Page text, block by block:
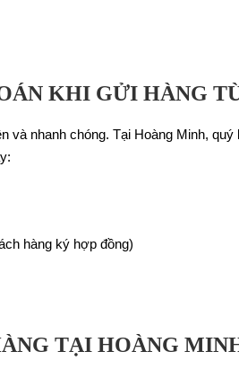
KHI GỬI HÀNG
và nhanh chóng. Tại Hoàng Minh,
hàng ký hợp đồng)
TẠI HOÀNG